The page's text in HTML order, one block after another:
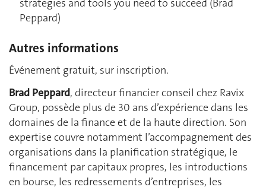
Peppard)
Autres informations
Événement gratuit, sur inscription.
Brad Peppard, directeur financier conseil chez Ravix
Group, possède plus de 30 ans d’expérience dans les
domaines de la finance et de la haute direction. Son
expertise couvre notamment l’accompagnement des
organisations dans la planification stratégique, le
financement par capitaux propres, les introductions
en bourse, les redressements d’entreprises, les